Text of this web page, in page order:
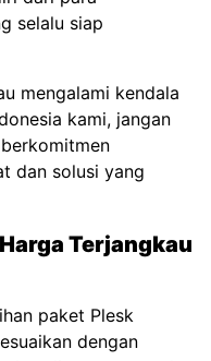
selalu siap
mengalami kendala
kami, jangan
dan solusi yang
Terjangkau
paket Plesk
dengan